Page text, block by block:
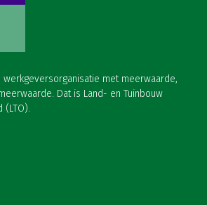
met meerwaarde,
Dat is Land- en Tuinbouw
(LTO).